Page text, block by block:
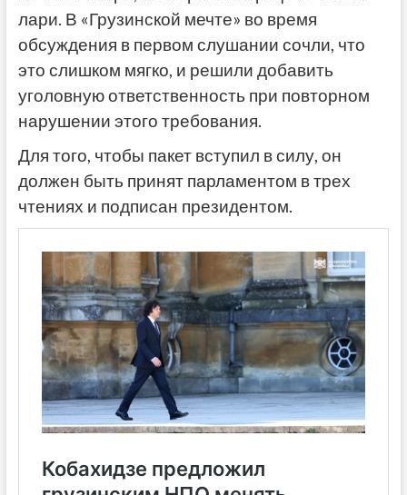
лари. В «Грузинской мечте» во время
обсуждения в первом слушании сочли, что
это слишком мягко, и решили добавить
уголовную ответственность при повторном
нарушении этого требования.
Для того, чтобы пакет вступил в силу, он
должен быть принят парламентом в трех
чтениях и подписан президентом.